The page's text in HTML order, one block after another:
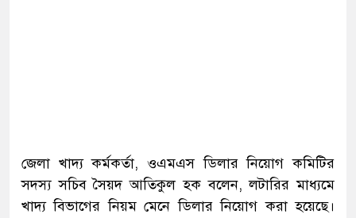
জেলা খাদ্য কর্মকর্তা, ওএমএস ডিলার নিয়োগ কমিটির
সদস্য সচিব সৈয়দ আতিকুল হক বলেন, লটারির মাধ্যমে
খাদ্য বিভাগের নিয়ম মেনে ডিলার নিয়োগ করা হয়েছে।